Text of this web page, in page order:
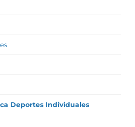
Deportes Individuales